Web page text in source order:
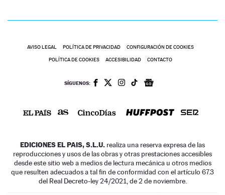
AVISO LEGAL POLÍTICA DE PRIVACIDAD CONFIGURACIÓN DE COOKIES
POLÍTICA DE COOKIES ACCESIBILIDAD CONTACTO
SÍGUENOS:
EDICIONES EL PAIS, S.L.U. realiza una reserva expresa de las
reproducciones y usos de las obras y otras prestaciones accesibles
desde este sitio web a medios de lectura mecánica u otros medios
que resulten adecuados a tal fin de conformidad con el artículo 67.3
del Real Decreto-ley 24/2021, de 2 de noviembre.